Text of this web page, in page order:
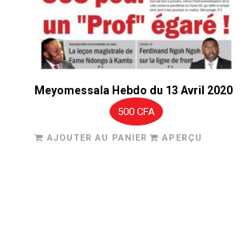
Meyomessala Hebdo du 13 Avril 2020
500 CFA
AJOUTER AU PANIER APERÇU